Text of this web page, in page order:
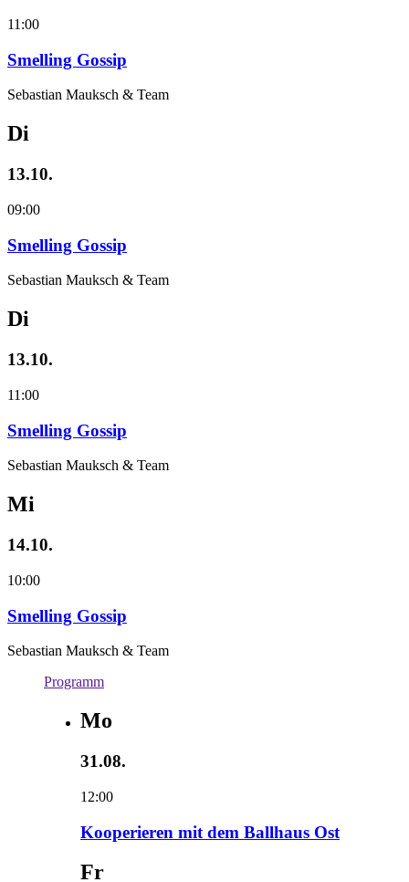
11:00
Smelling Gossip
Sebastian Mauksch & Team
Di
13.10.
09:00
Smelling Gossip
Sebastian Mauksch & Team
Di
13.10.
11:00
Smelling Gossip
Sebastian Mauksch & Team
Mi
14.10.
10:00
Smelling Gossip
Sebastian Mauksch & Team
Programm
Mo
31.08.
12:00
Kooperieren mit dem Ballhaus Ost
Fr